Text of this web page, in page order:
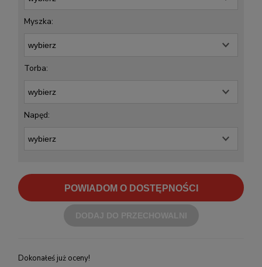
Myszka:
Torba:
Napęd:
POWIADOM O DOSTĘPNOŚCI
Dokonałeś już oceny!